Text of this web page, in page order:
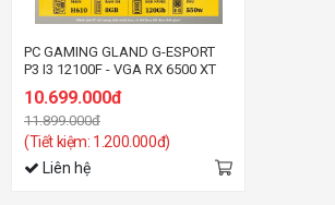
PC GAMING GLAND G-ESPORT
P3 I3 12100F - VGA RX 6500 XT
10.699.000đ
11.899.000đ
(Tiết kiệm: 1.200.000đ)
Liên hệ